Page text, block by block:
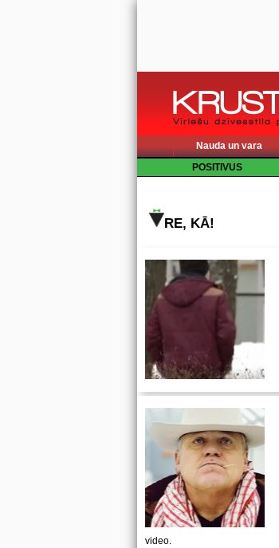
Nauda un vara
POSITIVUS
RE, KĀ!
video.